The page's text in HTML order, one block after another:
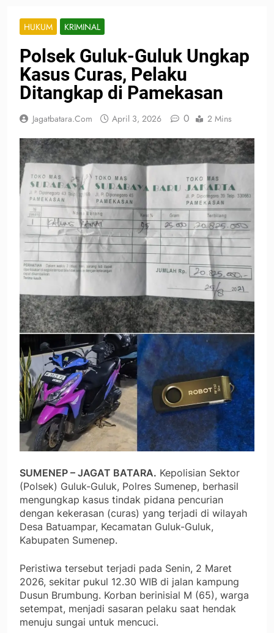
HUKUM KRIMINAL
Polsek Guluk-Guluk Ungkap
Kasus Curas, Pelaku
Ditangkap di Pamekasan
Jagatbatara.com April 3, 2026 0 2 Mins
SUMENEP – JAGAT BATARA. Kepolisian Sektor
(Polsek) Guluk-Guluk, Polres Sumenep, berhasil
mengungkap kasus tindak pidana pencurian
dengan kekerasan (curas) yang terjadi di wilayah
Desa Batuampar, Kecamatan Guluk-Guluk,
Kabupaten Sumenep.
Peristiwa tersebut terjadi pada Senin, 2 Maret
2026, sekitar pukul 12.30 WIB di jalan kampung
Dusun Brumbung. Korban berinisial M (65), warga
setempat, menjadi sasaran pelaku saat hendak
menuju sungai untuk mencuci.